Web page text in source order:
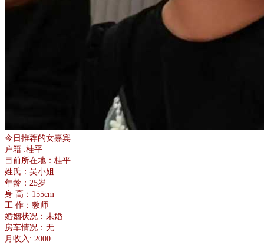
今日推荐的女嘉宾
户籍 :桂平
目前所在地：桂平
姓氏：吴小姐
年龄：25岁
身 高：155cm
工 作：教师
婚姻状况：未婚
房车情况：无
月收入: 2000